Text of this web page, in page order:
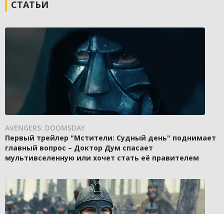
СТАТЬИ
AVENGERS: DOOMSDAY
Первый трейлер "Мстители: Судный день" поднимает
главный вопрос – Доктор Дум спасает
мультивселенную или хочет стать её правителем